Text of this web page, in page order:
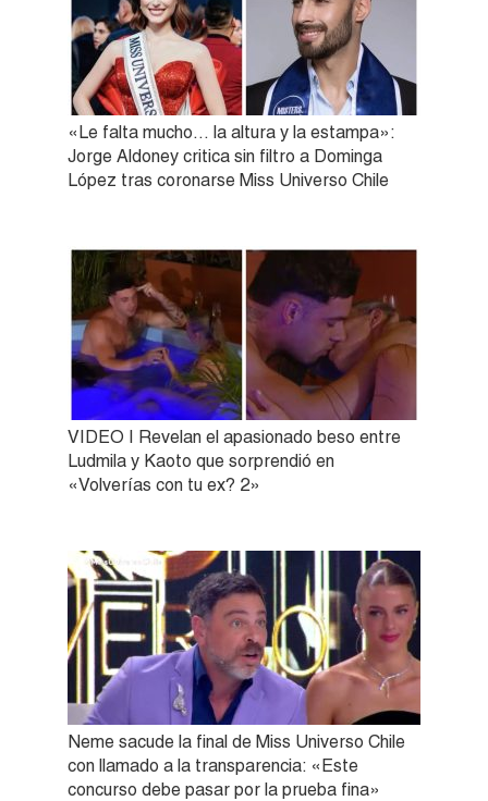
«Le falta mucho… la altura y la estampa»:
Jorge Aldoney critica sin filtro a Dominga
López tras coronarse Miss Universo Chile
VIDEO | Revelan el apasionado beso entre
Ludmila y Kaoto que sorprendió en
«Volverías con tu ex? 2»
Neme sacude la final de Miss Universo Chile
con llamado a la transparencia: «Este
concurso debe pasar por la prueba fina»